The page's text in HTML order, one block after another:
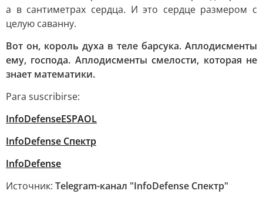
а в сантиметрах сердца. И это сердце размером с
целую саванну.
Вот он, король духа в теле барсука. Аплодисменты
ему, господа. Аплодисменты смелости, которая не
знает математики.
Para suscribirse:
InfoDefenseESPAOL
InfoDefense Спектр
InfoDefense
Источник: Telegram-канал "InfoDefense Спектр"